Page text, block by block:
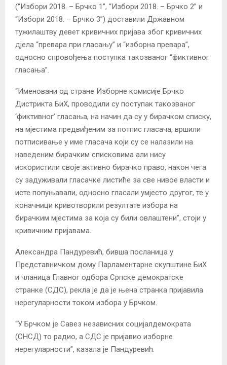
(“Избори 2018. – Брчко 1”, “Избори 2018. – Брчко 2” и
“Избори 2018. – Брчко 3”) доставили Државном
тужилаштву девет кривичних пријава због кривичних
дјела “превара при гласању” и “изборна превара”,
односно спровођења поступка такозваног “фиктивног
гласања”.
“Именовани од стране Изборне комисије Брчко
Дистрикта БиХ, проводили су поступак такозваног
‘фиктивног’ гласања, на начин да су у бирачком списку,
на мјестима предвиђеним за потпис гласача, вршили
потписивање у име гласача који су се налазили на
наведеним бирачким списковима али нису
искористили своје активно бирачко право, након чега
су задуживали гласачке листиће за све нивое власти и
исте попуњавали, односно гласали умјесто другог, те у
коначници кривотворили резултате избора на
бирачким мјестима за која су били овлаштени”, стоји у
кривичним пријавама.
Александра Пандуревић, бивша посланица у
Представничком дому Парламентарне скупштине БиХ
и чланица Главног одбора Српске демократске
странке (СДС), рекла је да је њена странка пријавила
нерегуларности током избора у Брчком.
“У Брчком је Савез независних социјалдемократа
(СНСД) то радио, а СДС је пријавио изборне
нерегуларности”, казала је Пандуревић.